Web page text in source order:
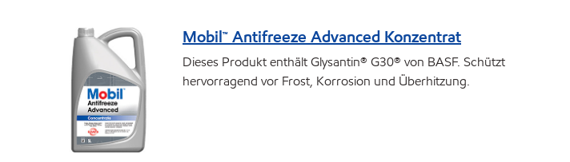
Mobil™ Antifreeze Advanced Konzentrat
Dieses Produkt enthält Glysantin® G30® von BASF. Schützt
hervorragend vor Frost, Korrosion und Überhitzung.